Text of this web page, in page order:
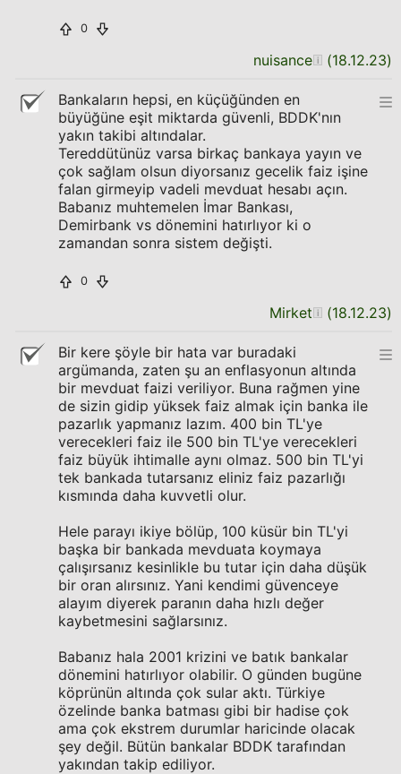
0
nuisance (18.12.23)
Bankaların hepsi, en küçüğünden en
büyüğüne eşit miktarda güvenli, BDDK'nın
yakın takibi altındalar.
Tereddütünüz varsa birkaç bankaya yayın ve
çok sağlam olsun diyorsanız gecelik faiz işine
falan girmeyip vadeli mevduat hesabı açın.
Babanız muhtemelen İmar Bankası,
Demirbank vs dönemini hatırlıyor ki o
zamandan sonra sistem değişti.
0
Mirket (18.12.23)
Bir kere şöyle bir hata var buradaki
argümanda, zaten şu an enflasyonun altında
bir mevduat faizi veriliyor. Buna rağmen yine
de sizin gidip yüksek faiz almak için banka ile
pazarlık yapmanız lazım. 400 bin TL'ye
verecekleri faiz ile 500 bin TL'ye verecekleri
faiz büyük ihtimalle aynı olmaz. 500 bin TL'yi
tek bankada tutarsanız eliniz faiz pazarlığı
kısmında daha kuvvetli olur.
Hele parayı ikiye bölüp, 100 küsür bin TL'yi
başka bir bankada mevduata koymaya
çalışırsanız kesinlikle bu tutar için daha düşük
bir oran alırsınız. Yani kendimi güvenceye
alayım diyerek paranın daha hızlı değer
kaybetmesini sağlarsınız.
Babanız hala 2001 krizini ve batık bankalar
dönemini hatırlıyor olabilir. O günden bugüne
köprünün altında çok sular aktı. Türkiye
özelinde banka batması gibi bir hadise çok
ama çok ekstrem durumlar haricinde olacak
şey değil. Bütün bankalar BDDK tarafından
yakından takip ediliyor.